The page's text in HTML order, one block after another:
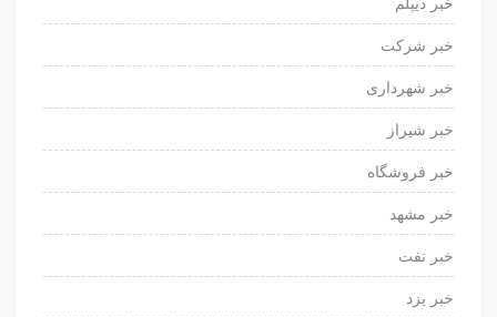
خبر شرکت
خبر شهرداری
خبر شیراز
خبر فروشگاه
خبر مشهد
خبر نفت
خبر یزد